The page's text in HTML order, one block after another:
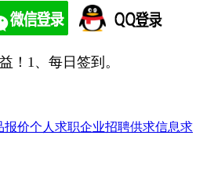
！ 1、每日签到。
报价个人求职企业招聘供求信息求